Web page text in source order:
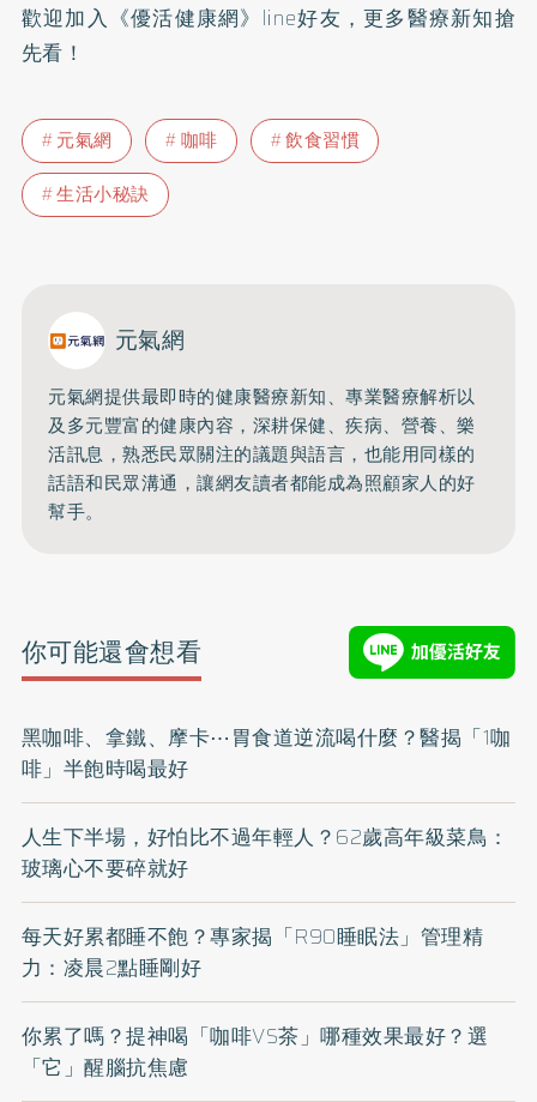
歡迎加入 《優活健康網》line好友 ，更多醫療新知搶
先看！
元氣網 咖啡
飲食習慣
生活小秘訣
元氣網
元氣網提供最即時的健康醫療新知、專業醫療解析以
及多元豐富的健康內容，深耕保健、疾病、營養、樂
活訊息，熟悉民眾關注的議題與語言， 也能用同樣的
話語和民眾溝通，讓網友讀者都能成為照顧家人的好
幫手。
你可能還會想看
黑咖啡、拿鐵、摩卡⋯胃食道逆流喝什麼？醫揭「1咖
啡」半飽時喝最好
人生下半場，好怕比不過年輕人？62歲高年級菜鳥：
玻璃心不要碎就好
每天好累都睡不飽？專家揭「R90睡眠法」管理精
力：凌晨2點睡剛好
你累了嗎？提神喝「咖啡VS茶」哪種效果最好？選
「它」醒腦抗焦慮